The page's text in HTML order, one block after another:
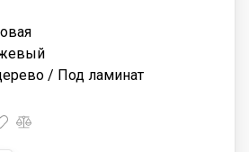
/ Под ламинат